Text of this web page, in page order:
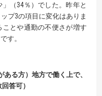
（34％）でした。昨年と
プ3の項目に変化はありま
とや通勤の不便さが増す
す。
ある方）地方で働く上で、
答可）